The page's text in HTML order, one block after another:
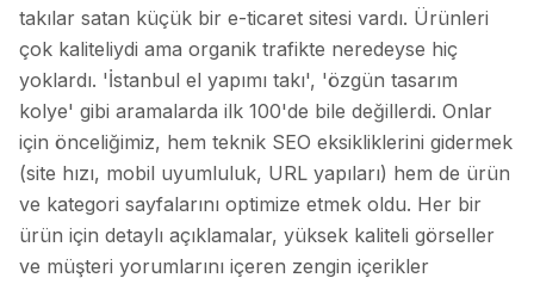
takılar satan küçük bir e-ticaret sitesi vardı. Ürünleri
çok kaliteliydi ama organik trafikte neredeyse hiç
yoklardı. 'İstanbul el yapımı takı', 'özgün tasarım
kolye' gibi aramalarda ilk 100'de bile değillerdi. Onlar
için önceliğimiz, hem teknik SEO eksikliklerini gidermek
(site hızı, mobil uyumluluk, URL yapıları) hem de ürün
ve kategori sayfalarını optimize etmek oldu. Her bir
ürün için detaylı açıklamalar, yüksek kaliteli görseller
ve müşteri yorumlarını içeren zengin içerikler